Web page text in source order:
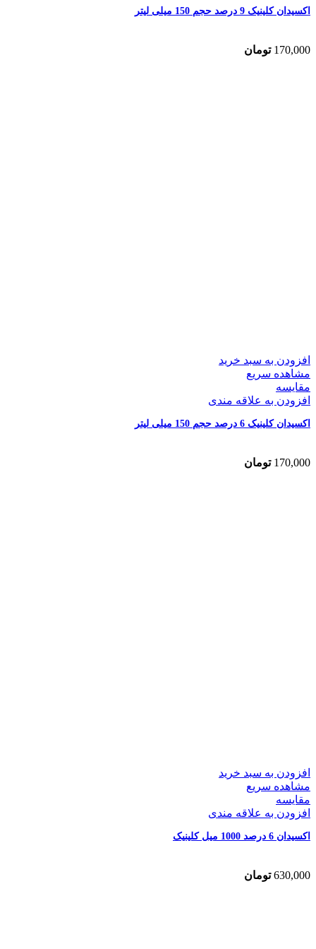
اکسیدان کلینیک 9 درصد حجم 150 میلی لیتر
170,000 تومان
افزودن به سبد خرید
مشاهده سریع
مقایسه
افزودن به علاقه مندی
اکسیدان کلینیک 6 درصد حجم 150 میلی لیتر
170,000 تومان
افزودن به سبد خرید
مشاهده سریع
مقایسه
افزودن به علاقه مندی
اکسیدان 6 درصد 1000 میل کلینیک
630,000 تومان